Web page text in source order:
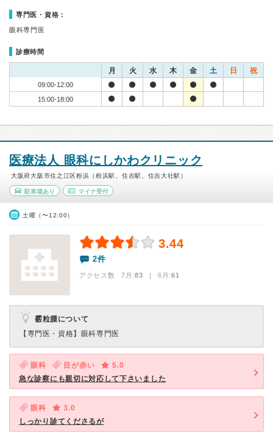
専門医・資格：
眼科専門医
診療時間
月 火 水 木 金 土 日 祝
09:00-12:00
15:00-18:00
医療法人 眼科にしかわクリニック
大阪府大阪市住之江区粉浜（粉浜駅、住吉駅、住吉大社駅）
駐車場あり マイナ受付
土曜（〜12:00）
3.44
2件
アクセス数 7月:83 | 6月:61
霰粒腫について
【専門医・資格】 眼科専門医
眼科 目が赤い
5.0
急な診察にも親切に対応して下さいました
眼科
3.0
しっかり診てくださるが